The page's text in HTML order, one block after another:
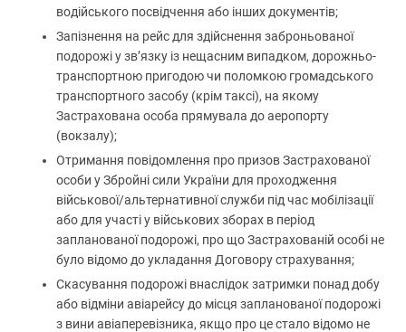
водійського посвідчення або інших документів;
Запізнення на рейс для здійснення заброньованої
подорожі у зв’язку із нещасним випадком, дорожньо-
транспортною пригодою чи поломкою громадського
транспортного засобу (крім таксі), на якому
Застрахована особа прямувала до аеропорту
(вокзалу);
Отримання повідомлення про призов Застрахованої
особи у Збройні сили України для проходження
військової/альтернативної служби під час мобілізації
або для участі у військових зборах в період
запланованої подорожі, про що Застрахованій особі не
було відомо до укладання Договору страхування;
Скасування подорожі внаслідок затримки понад добу
або відміни авіарейсу до місця запланованої подорожі
з вини авіаперевізника, якщо про це стало відомо не